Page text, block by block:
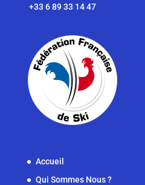
+33 6 89 33 14 47
Accueil
Qui Sommes Nous ?